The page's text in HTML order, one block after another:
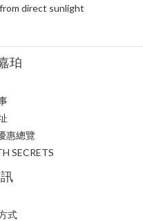
direct sunlight
珀
惠總覽
SECRETS
式